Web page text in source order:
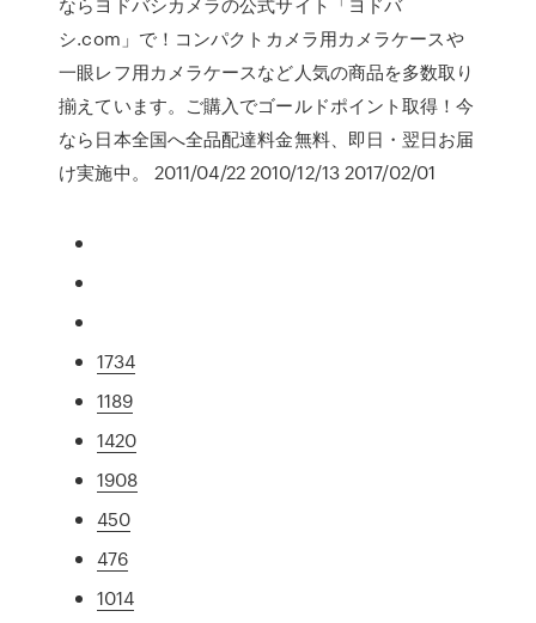
シ.com」で！コンパクトカメラ用カメラケースや
一眼レフ用カメラケースなど人気の商品を多数取り
揃えています。ご購入でゴールドポイント取得！今
なら日本全国へ全品配達料金無料、即日・翌日お届
け実施中。 2011/04/22 2010/12/13 2017/02/01
1734
1189
1420
1908
450
476
1014